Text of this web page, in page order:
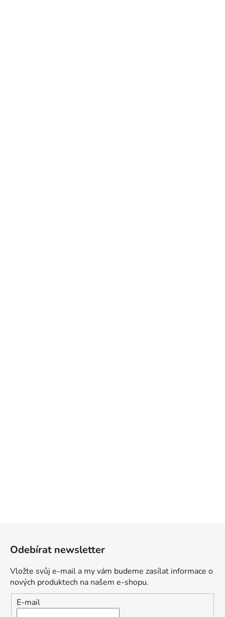
Odebírat newsletter
Vložte svůj e-mail a my vám budeme zasílat informace o
nových produktech na našem e-shopu.
E-mail